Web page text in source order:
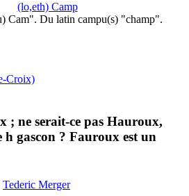
(lo,eth) Camp
Cam". Du latin campu(s) "champ".
Croix)
; ne serait-ce pas Hauroux,
h gascon ? Fauroux est un
Tederic Merger